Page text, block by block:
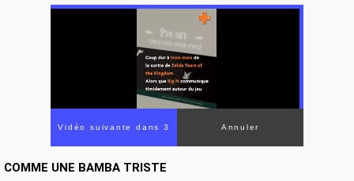
Vidéo suivante dans 2 Annuler
COMME UNE BAMBA TRISTE